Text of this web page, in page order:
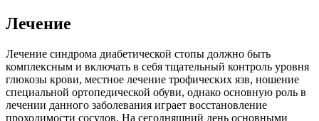
Лечение
Лечение синдрома диабетической стопы должно быть
комплексным и включать в себя тщательный контроль уровня
глюкозы крови, местное лечение трофических язв, ношение
специальной ортопедической обуви, однако основную роль в
лечении данного заболевания играет восстановление
проходимости сосудов. На сегодняшний день основными